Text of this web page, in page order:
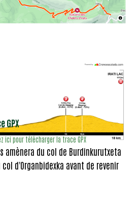
amènera du col de Burdinkurutxeta
d'Organbidexka avant de revenir
GPX
ici pour télécharger la trace GPX